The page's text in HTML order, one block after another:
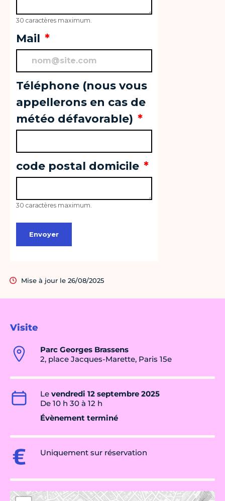
Visite
Parc Georges Brassens
2, place Jacques-Marette, Paris 15e
Le vendredi 12 septembre 2025
De 10 h 30 à 12 h
Évènement terminé
Uniquement sur réservation
Mise à jour le 26/08/2025